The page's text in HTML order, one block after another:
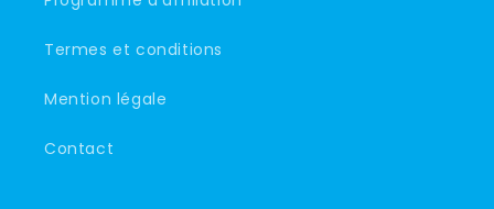
Termes et conditions
Mention légale
Contact